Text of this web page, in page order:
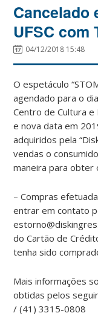
Cancelado
UFSC com
04/12/2018 15:48
O espetáculo
agendado para o
Centro de Cultura e
e nova data em
adquiridos pela
vendas o
maneira para obter
– Compras
entrar em contato
do Cartão de
tenha sido
Mais informações
obtidas pelos
/ (41) 3315-0808